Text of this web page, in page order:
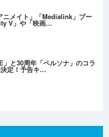
ニメイト」「Medialink」ブー
V」や「映画…
」と30周年「ペルソナ」のコラ
定！予告キ…